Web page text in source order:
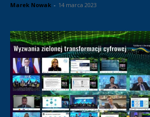
Marek Nowak - 14 marca 2023